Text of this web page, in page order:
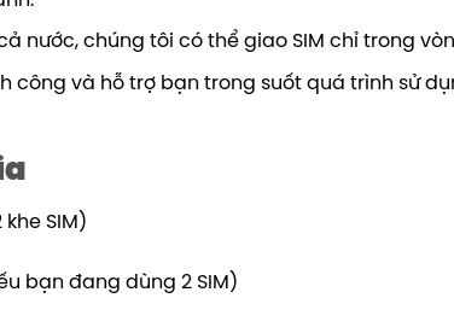
nước, chúng tôi có thể giao SIM chỉ trong
công và hỗ trợ bạn trong suốt quá trình sử
SIM)
bạn đang dùng 2 SIM)